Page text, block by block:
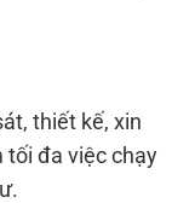
thiết kế, xin
tối đa việc chạy